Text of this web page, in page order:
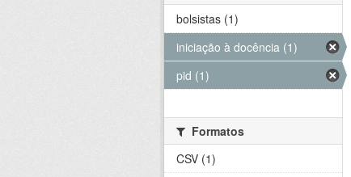
bolsistas (1)
iniciação à docência (1)
pid (1)
Formatos
CSV (1)